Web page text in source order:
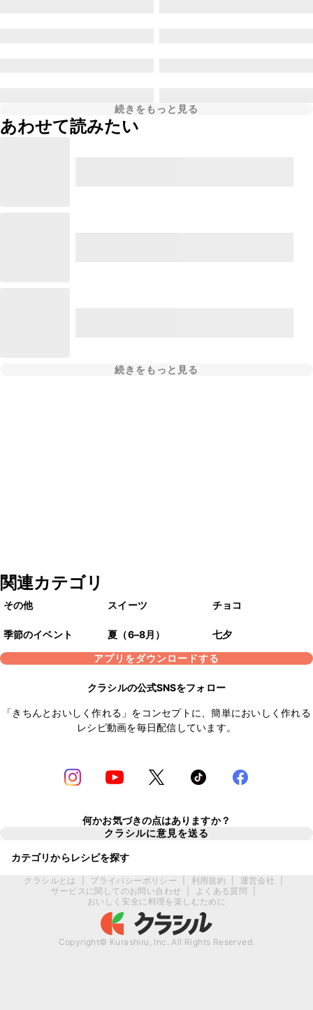
続きをもっと見る
あわせて読みたい
続きをもっと見る
関連カテゴリ
その他 スイーツ チョコ
季節のイベント 夏（6–8月）
七夕
アプリをダウンロードする
クラシルの公式SNSをフォロー
「きちんとおいしく作れる」をコンセプトに、簡単においしく作れる
レシピ動画を毎日配信しています。
何かお気づきの点はありますか？
クラシルに意見を送る
カテゴリからレシピを探す
クラシルとは プライバシーポリシー 利用規約 運営会社
サービスに関してのお問い合わせ
よくある質問
おいしく安全に料理を楽しむために
Copyright© Kurashiru, Inc. All Rights Reserved.